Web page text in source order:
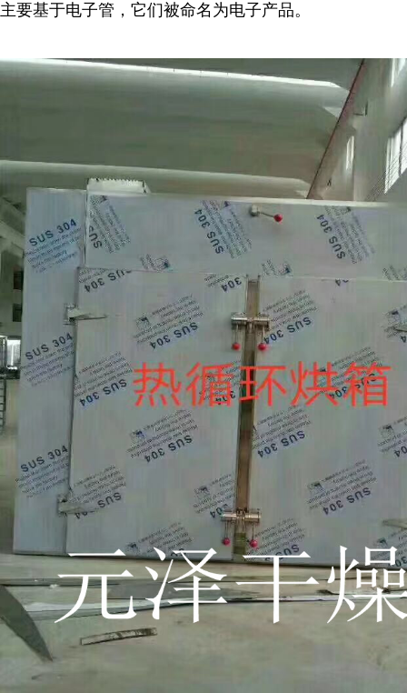
主要基于电子管，它们被命名为电子产品。